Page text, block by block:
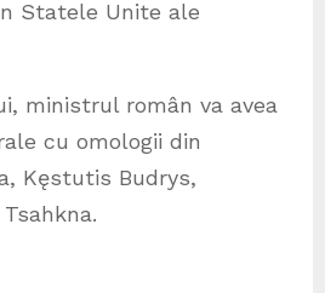
Statele Unite ale
ministrul român va avea
cu omologii din
Kęstutis Budrys,